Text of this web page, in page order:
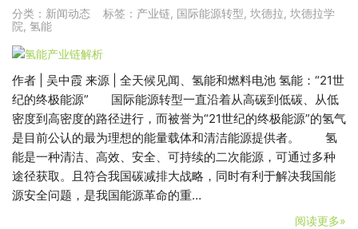
分类： 新闻动态 标签： 产业链, 国际能源转型, 坎德拉, 坎德拉学
院, 氢能
作者 | 吴中霞 来源 | 全天候见闻、氢能和燃料电池 氢能：“21世
纪的终极能源” 国际能源转型一直沿着从高碳到低碳、从低
密度到高密度的路径进行，而被誉为“21世纪的终极能源”的氢气
是目前公认的最为理想的能量载体和清洁能源提供者。 氢
能是一种清洁、高效、安全、可持续的二次能源，可通过多种
途径获取。且符合我国碳减排大战略，同时有利于解决我国能
源安全问题，是我国能源革命的重…
阅读更多»